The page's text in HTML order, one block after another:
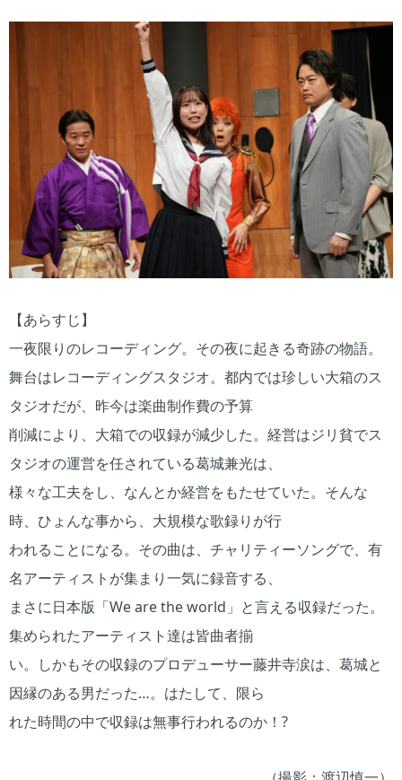
【あらすじ】
一夜限りのレコーディング。その夜に起きる奇跡の物語。
舞台はレコーディングスタジオ。都内では珍しい大箱のス
タジオだが、昨今は楽曲制作費の予算
削減により、大箱での収録が減少した。経営はジリ貧でス
タジオの運営を任されている葛城兼光は、
様々な工夫をし、なんとか経営をもたせていた。そんな
時、ひょんな事から、大規模な歌録りが行
われることになる。その曲は、チャリティーソングで、有
名アーティストが集まり一気に録音する、
まさに日本版「We are the world」と言える収録だった。
集められたアーティスト達は皆曲者揃
い。しかもその収録のプロデューサー藤井寺涙は、葛城と
因縁のある男だった…。はたして、限ら
れた時間の中で収録は無事行われるのか！?